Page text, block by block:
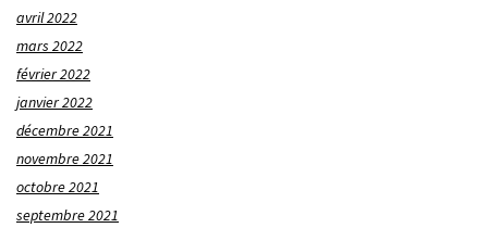
avril 2022
mars 2022
février 2022
janvier 2022
décembre 2021
novembre 2021
octobre 2021
septembre 2021